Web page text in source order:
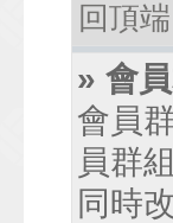
回頂端
» 會
會員
員群
同時